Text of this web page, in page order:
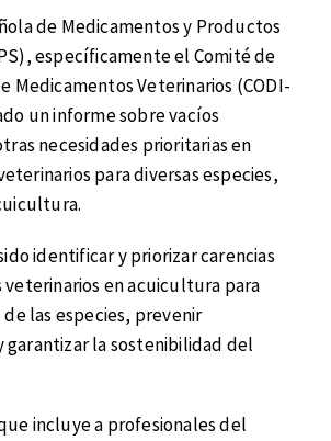
de Medicamentos y Productos
específicamente el Comité de
Medicamentos Veterinarios (CODI-
un informe sobre vacíos
necesidades prioritarias en
para diversas especies,
identificar y priorizar carencias
en acuicultura para
las especies, prevenir
garantizar la sostenibilidad del
incluye a profesionales del